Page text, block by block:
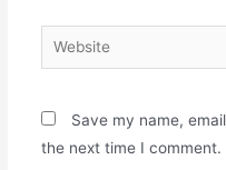
Save my name,
the next time I comment.